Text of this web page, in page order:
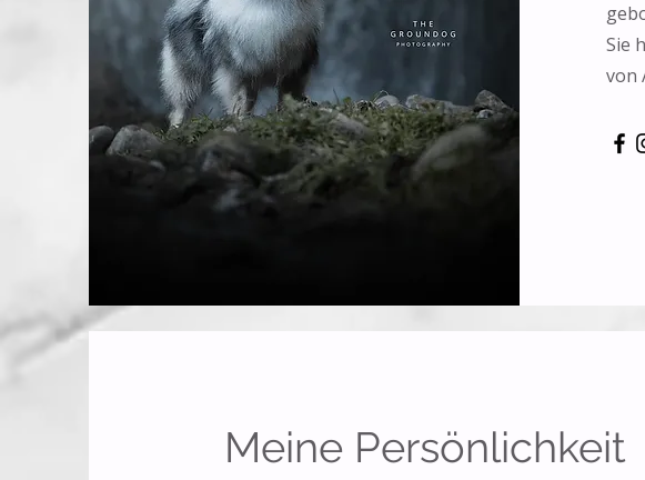
Sie
von
Meine Persönlichkeit